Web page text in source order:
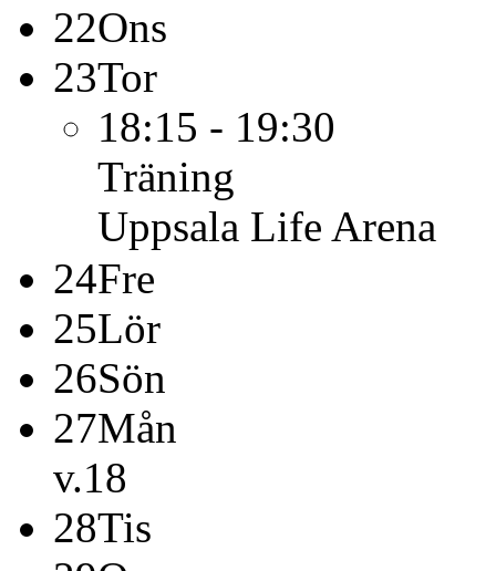
22Ons
23Tor
18:15 - 19:30
Träning
Uppsala Life Arena
24Fre
25Lör
26Sön
27Mån
v.18
28Tis